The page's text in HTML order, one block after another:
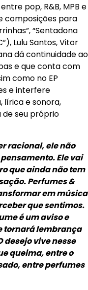
pop, R&B, MPB e
composições para
“Sentadona
Lulu Santos, Vitor
dá continuidade ao
e que conta com
como no EP
e interfere
e sonora,
seu próprio
racional, ele não
Ele vai
que ainda não tem
Perfumes &
em música
que sentimos.
é um aviso e
tornará lembrança
desejo vive nesse
queima, entre o
entre perfumes